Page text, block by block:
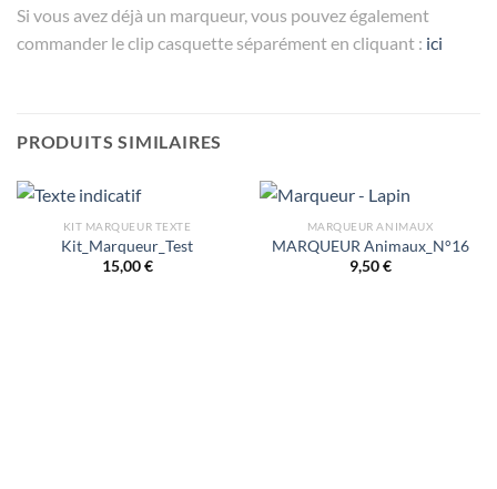
Si vous avez déjà un marqueur, vous pouvez également
commander le clip casquette séparément en cliquant : ici
PRODUITS SIMILAIRES
KIT MARQUEUR TEXTE
Kit_Marqueur_Test
15,00€
MARQUEUR ANIMAUX
MARQUEUR Animaux_N°16
9,50€